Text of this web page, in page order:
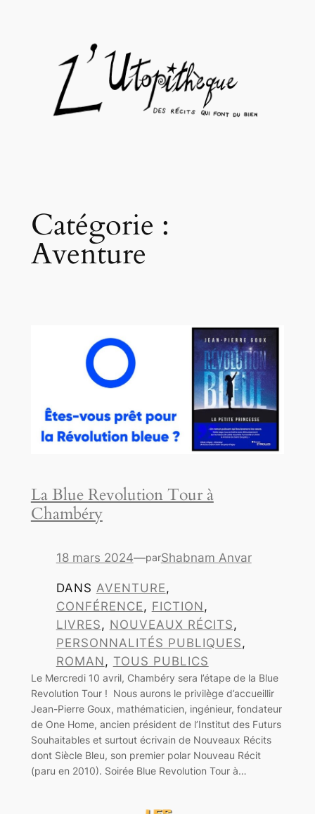
Catégorie :
Aventure
La Blue Revolution Tour à
Chambéry
18 mars 2024—parShabnam Anvar
DANS AVENTURE
CONFÉRENCE, FICTION
LIVRES, NOUVEAUX RÉCITS
PERSONNALITÉS PUBLIQUES
ROMAN, TOUS PUBLICS
Le Mercredi 10 avril, Chambéry sera l’étape de la Blue
Revolution Tour ! Nous aurons le privilège d’accueillir
Jean-Pierre Goux, mathématicien, ingénieur, fondateur
de One Home, ancien président de l’Institut des Futurs
Souhaitables et surtout écrivain de Nouveaux Récits
dont Siècle Bleu, son premier polar Nouveau Récit
(paru en 2010). Soirée Blue Revolution Tour à…